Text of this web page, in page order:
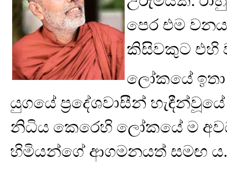
පෙර එම
කිසිවකුට එහි
ලෝකයේ ඉතා
යුගයේ ප්‍රදේශවාසීන්
නිධිය කෙරෙහි ලෝකයේ ම
හිමියන්ගේ ආගමනයත් සමඟ ය.